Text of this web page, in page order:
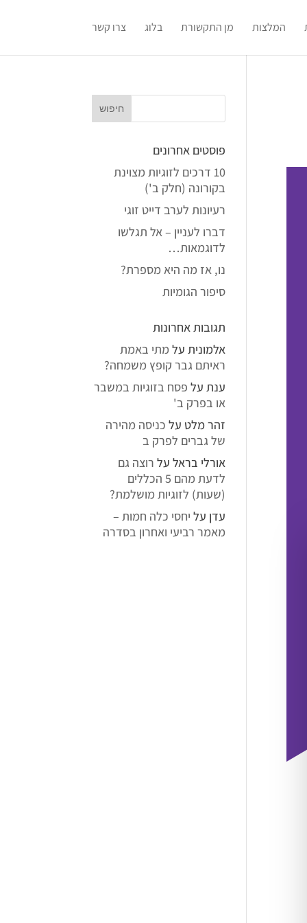
המלצות מן התקשורת בלוג צרו קשר
פוסטים אחרונים
10 דרכים לזוגיות מצוינת
בקורונה (חלק ב')
רעיונות לערב דייט זוגי
דברו לעניין – אל תגלשו
לדוגמאות…
נו, אז מה היא מספרת?
סיפור הגומיות
תגובות אחרונות
אלמונית על מתי באמת
ראיתם גבר קופץ משמחה?
ענת על פסח בזוגיות במשבר
או בפרק ב'
זהר מלט על כניסה מהירה
של גברים לפרק ב
אורלי בראל על רוצה גם
לדעת מהם 5 הכללים
(שעות) לזוגיות מושלמת?
עדן על יחסי כלה חמות –
מאמר רביעי ואחרון בסדרה